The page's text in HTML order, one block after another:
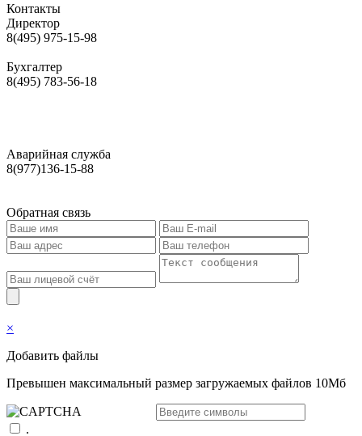
Контакты
Директор
8(495) 975-15-98
Бухгалтер
8(495) 783-56-18
Аварийная служба
8(977)136-15-88
Обратная связь
×
Добавить файлы
Превышен максимальный размер загружаемых файлов 10Мб
.